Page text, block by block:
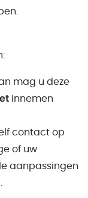
mag u deze
innemen
contact op
of uw
aanpassingen